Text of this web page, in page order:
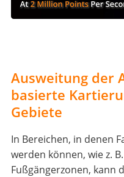
Ausweitung der
basierte
Gebiete
In Bereichen, in denen
werden können, wie z.
Fußgängerzonen, kann